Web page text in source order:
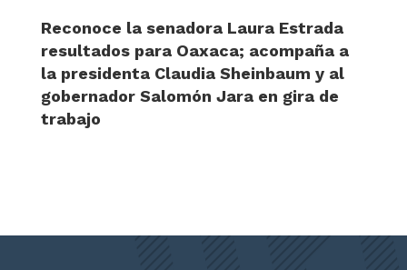
Reconoce la senadora Laura Estrada
resultados para Oaxaca; acompaña a
la presidenta Claudia Sheinbaum y al
gobernador Salomón Jara en gira de
trabajo